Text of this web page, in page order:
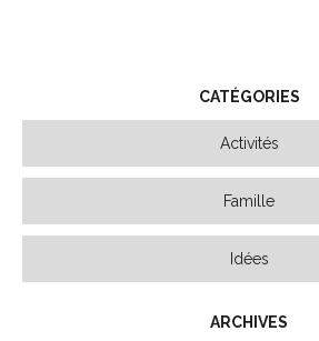
CATÉGORIES
Activités
Famille
Idées
ARCHIVES